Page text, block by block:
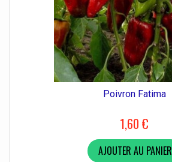
Poivron Fatima
1,60 €
AJOUTER AU PANIER